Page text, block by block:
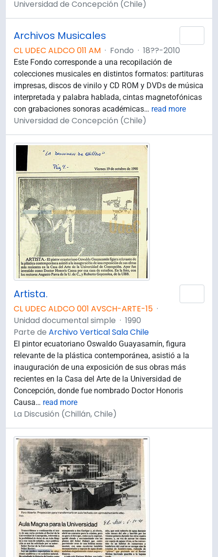
Universidad de Concepción (Chile)
Archivos Musicales
CL UDEC ALDCO 011 AM · Fondo · 18??-2010
Este Fondo corresponde a una recopilación de
colecciones musicales en distintos formatos: partituras
impresas, discos de vinilo y CD ROM y DVDs de música
interpretada y palabra hablada, cintas magnetofónicas
con grabaciones sonoras académicas… read more
Universidad de Concepción (Chile)
Artista.
CL UDEC ALDCO 001 AVSCH-ARTE-15 ·
Unidad documental simple · 1990
Parte de Archivo Vertical Sala Chile
El pintor ecuatoriano Oswaldo Guayasamín, figura
relevante de la plástica contemporánea, asistió a la
inauguración de una exposición de sus obras más
recientes en la Casa del Arte de la Universidad de
Concepción, donde fue nombrado Doctor Honoris
Causa… read more
La Discusión (Chillán, Chile)